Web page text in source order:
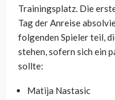
Trainingsplatz. Die
Tag der Anreise
folgenden Spieler teil,
stehen, sofern sich ein
sollte:
Matija Nastasic